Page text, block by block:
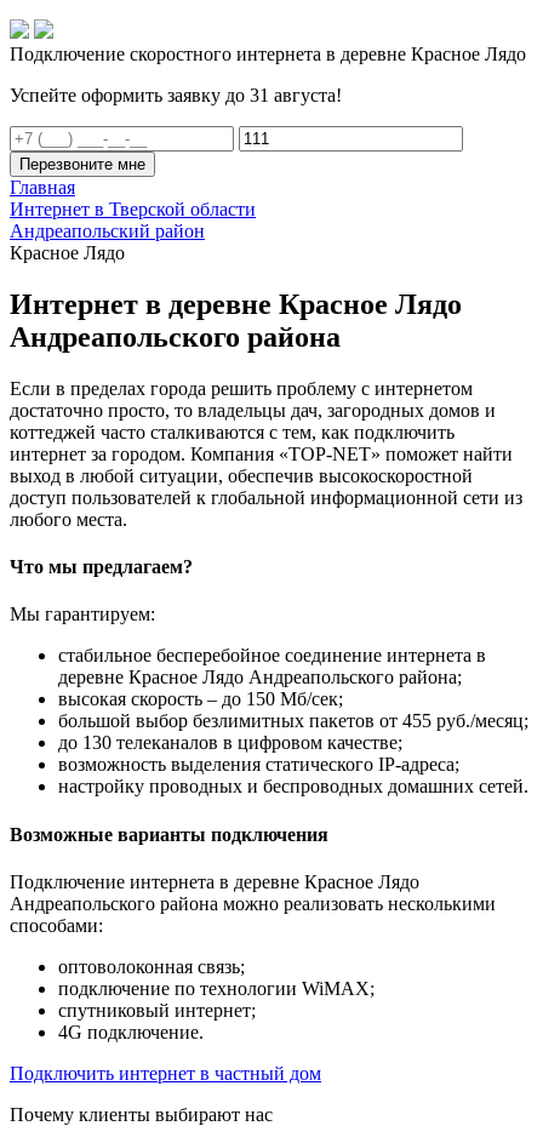
Подключение скоростного интернета в деревне Красное Лядо
Успейте оформить заявку до 31 августа!
Перезвоните мне
Главная
Интернет в Тверской области
Андреапольский район
Красное Лядо
Интернет в деревне Красное Лядо
Андреапольского района
Если в пределах города решить проблему с интернетом
достаточно просто, то владельцы дач, загородных домов и
коттеджей часто сталкиваются с тем, как подключить
интернет за городом. Компания «TOP-NET» поможет найти
выход в любой ситуации, обеспечив высокоскоростной
доступ пользователей к глобальной информационной сети из
любого места.
Что мы предлагаем?
Мы гарантируем:
стабильное бесперебойное соединение интернета в
деревне Красное Лядо Андреапольского района;
высокая скорость – до 150 Мб/сек;
большой выбор безлимитных пакетов от 455 руб./месяц;
до 130 телеканалов в цифровом качестве;
возможность выделения статического IP-адреса;
настройку проводных и беспроводных домашних сетей.
Возможные варианты подключения
Подключение интернета в деревне Красное Лядо
Андреапольского района можно реализовать несколькими
способами:
оптоволоконная связь;
подключение по технологии WiMAX;
спутниковый интернет;
4G подключение.
Подключить интернет в частный дом
Почему клиенты выбирают нас